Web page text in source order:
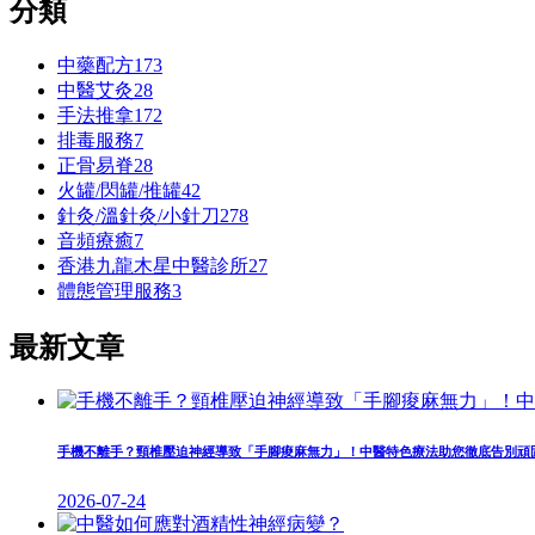
分類
中藥配方173
中醫艾灸28
手法推拿172
排毒服務7
正骨易脊28
火罐/閃罐/推罐42
針灸/溫針灸/小針刀278
⾳頻療癒7
香港九龍木星中醫診所27
體態管理服務3
最新文章
手機不離手？頸椎壓迫神經導致「手腳痠麻無力」！中醫特色療法助您徹底告別頑
2026-07-24